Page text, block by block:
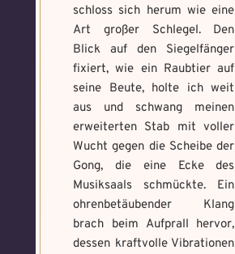
schloss sich herum wie eine
Art großer Schlegel. Den
Blick auf den Siegelfänger
fixiert, wie ein Raubtier auf
seine Beute, holte ich weit
aus und schwang meinen
erweiterten Stab mit voller
Wucht gegen die Scheibe der
Gong, die eine Ecke des
Musiksaals schmückte. Ein
ohrenbetäubender Klang
brach beim Aufprall hervor,
dessen kraftvolle Vibrationen